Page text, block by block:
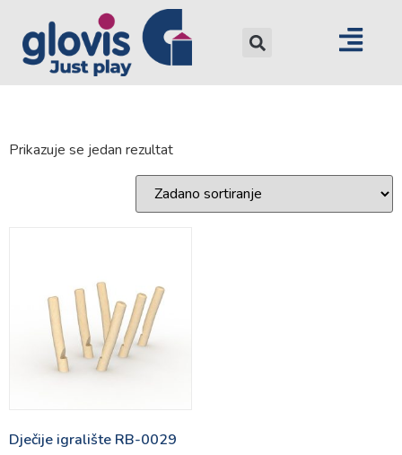
Prikazuje se jedan rezultat
Dječije igralište RB-0029